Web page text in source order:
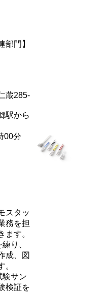
部門 】
蔵285-
から
00分
スタッ
務を担
ます。
り、
成、図
。
験サン
検証を